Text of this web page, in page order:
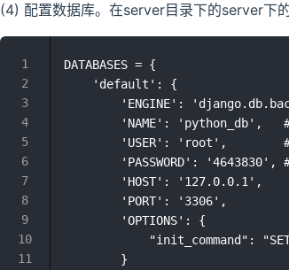
(4) 配置数据库。在server目录下的server下
DATABASES = {
    'default': {
'ENGINE':
'NAME': 'python_db',   #
'USER': 'root',        #
'PASSWORD': '4643830', #
        'HOST': '127.0.0.1',
        'PORT': '3306',
        'OPTIONS': {
"init_command":
        }